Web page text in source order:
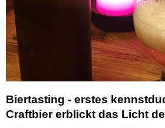
Biertasting - erstes
Craftbier erblickt das Licht